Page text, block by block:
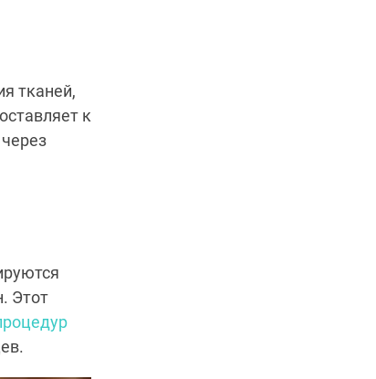
тканей,
к
Этот